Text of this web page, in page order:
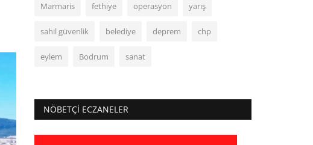
Marmaris fethiye operasyon yarış
sahil güvenlik belediye deprem chp
eylem Bodrum sanat
NÖBETÇI ECZANELER